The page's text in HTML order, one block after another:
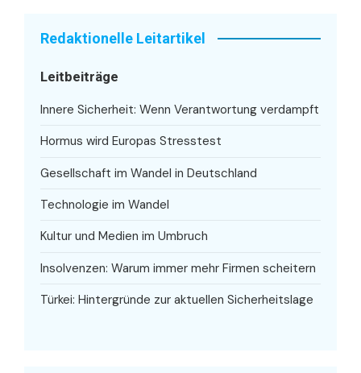
Redaktionelle Leitartikel
Leitbeiträge
Innere Sicherheit: Wenn Verantwortung verdampft
Hormus wird Europas Stresstest
Gesellschaft im Wandel in Deutschland
Technologie im Wandel
Kultur und Medien im Umbruch
Insolvenzen: Warum immer mehr Firmen scheitern
Türkei: Hintergründe zur aktuellen Sicherheitslage